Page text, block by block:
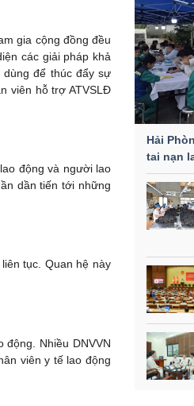
gia cộng đồng đều
các giải pháp khả
để thúc đẩy sự
viên hỗ trợ ATVSLĐ
động và người lao
dần tiến tới những
tục. Quan hệ này
Nhiều DNVVN
viên y tế lao động
Hải
tai nạn